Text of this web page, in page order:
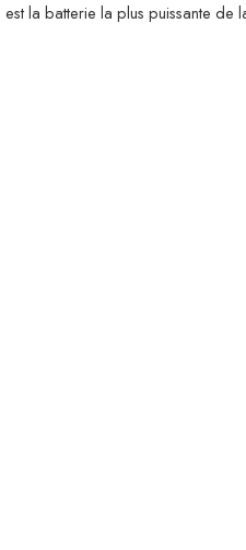
la batterie la plus puissante de